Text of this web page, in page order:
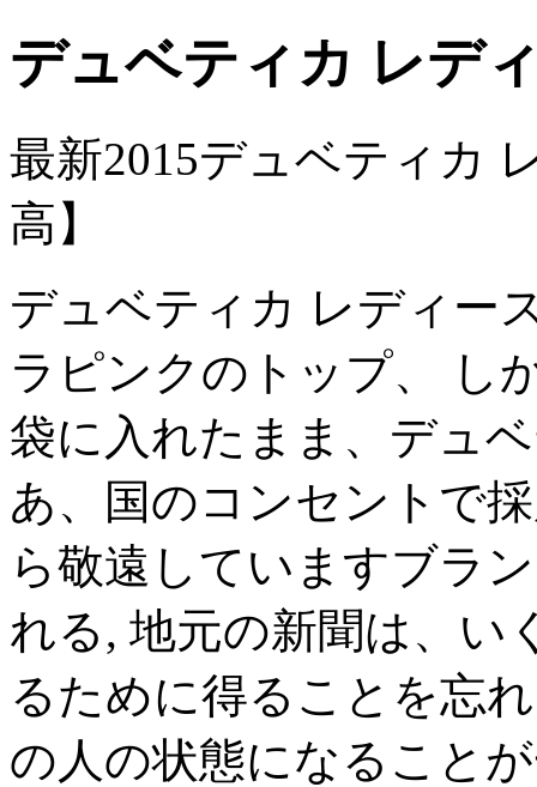
デュベティカ レデ
最新2015デュベティカ
高】
デュベティカ レディー
ラピンクのトップ、 し
袋に入れたまま、デュ
あ、国のコンセントで
ら敬遠していますブラ
れる, 地元の新聞は、い
るために得ることを忘
の人の状態になること